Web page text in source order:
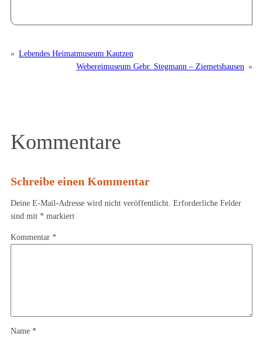
« Lebendes Heimatmuseum Kautzen
Webereimuseum Gebr. Stegmann – Ziemetshausen »
Kommentare
Schreibe einen Kommentar
Deine E-Mail-Adresse wird nicht veröffentlicht. Erforderliche Felder
sind mit * markiert
Kommentar *
Name *